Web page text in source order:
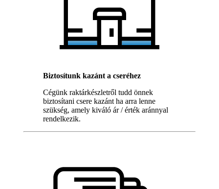
Biztosítunk kazánt a cseréhez
Cégünk raktárkészletről tudd önnek
biztosítani csere kazánt ha arra lenne
szükség, amely kiváló ár / érték aránnyal
rendelkezik.